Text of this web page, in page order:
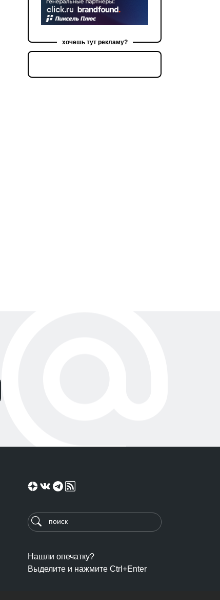
хочешь тут рекламу?
Нашли опечатку?
Выделите и нажмите Ctrl+Enter